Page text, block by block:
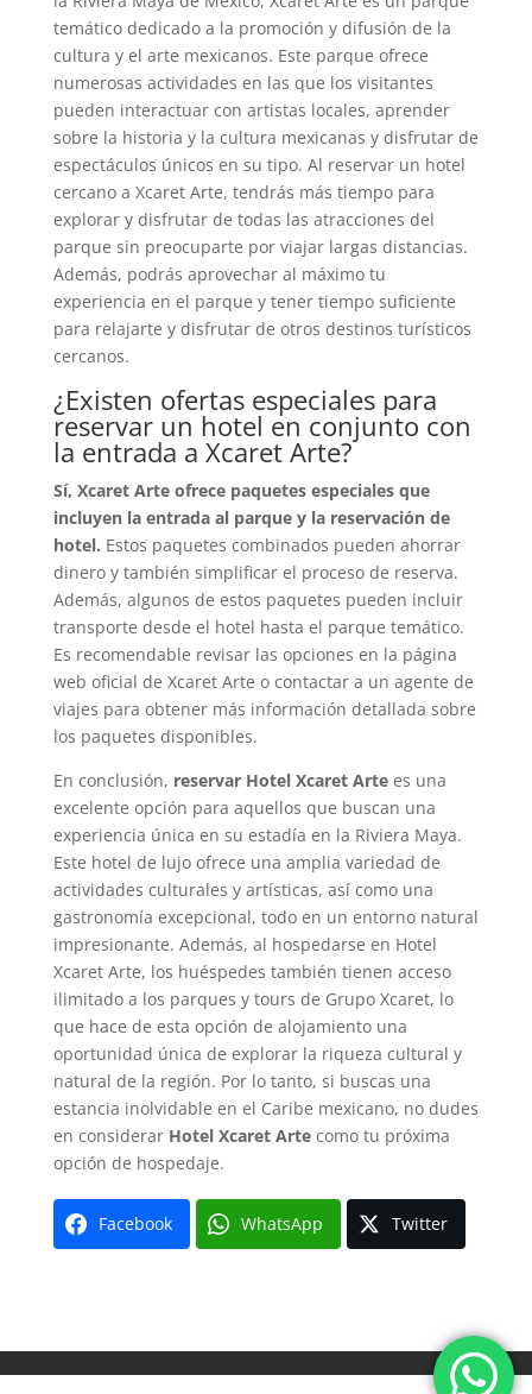
temático dedicado a la promoción y difusión de la
cultura y el arte mexicanos. Este parque ofrece
numerosas actividades en las que los visitantes
pueden interactuar con artistas locales, aprender
sobre la historia y la cultura mexicanas y disfrutar de
espectáculos únicos en su tipo. Al reservar un hotel
cercano a Xcaret Arte, tendrás más tiempo para
explorar y disfrutar de todas las atracciones del
parque sin preocuparte por viajar largas distancias.
Además, podrás aprovechar al máximo tu
experiencia en el parque y tener tiempo suficiente
para relajarte y disfrutar de otros destinos turísticos
cercanos.
¿Existen ofertas especiales para
reservar un hotel en conjunto con
la entrada a Xcaret Arte?
Sí, Xcaret Arte ofrece paquetes especiales que
incluyen la entrada al parque y la reservación de
hotel. Estos paquetes combinados pueden ahorrar
dinero y también simplificar el proceso de reserva.
Además, algunos de estos paquetes pueden incluir
transporte desde el hotel hasta el parque temático.
Es recomendable revisar las opciones en la página
web oficial de Xcaret Arte o contactar a un agente de
viajes para obtener más información detallada sobre
los paquetes disponibles.
En conclusión, reservar Hotel Xcaret Artees una
excelente opción para aquellos que buscan una
experiencia única en su estadía en la Riviera Maya.
Este hotel de lujo ofrece una amplia variedad de
actividades culturales y artísticas, así como una
gastronomía excepcional, todo en un entorno natural
impresionante. Además, al hospedarse en Hotel
Xcaret Arte, los huéspedes también tienen acceso
ilimitado a los parques y tours de Grupo Xcaret, lo
que hace de esta opción de alojamiento una
oportunidad única de explorar la riqueza cultural y
natural de la región. Por lo tanto, si buscas una
estancia inolvidable en el Caribe mexicano, no dudes
en considerar Hotel Xcaret Artecomo tu próxima
opción de hospedaje.
Facebook WhatsApp Twitter